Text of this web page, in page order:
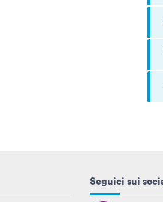
Seguici sui